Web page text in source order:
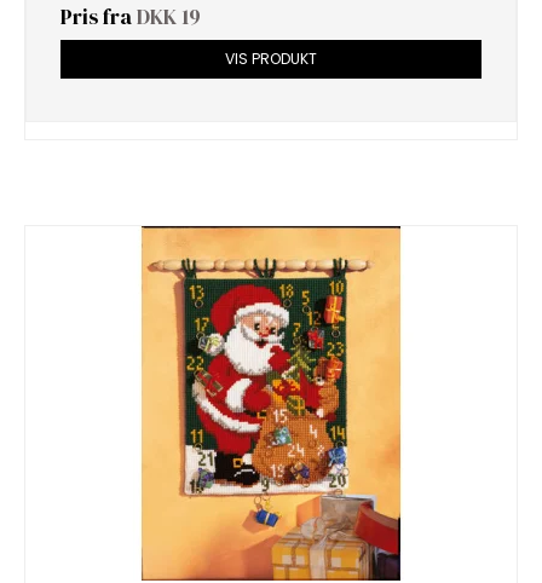
Pris fraDKK 19
VIS PRODUKT